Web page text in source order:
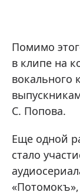
Помимо
в клипе на
вокального
С. Попова.
Еще одной
стало